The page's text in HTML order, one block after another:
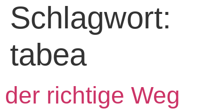
Schlagwort:
tabea
der richtige Weg